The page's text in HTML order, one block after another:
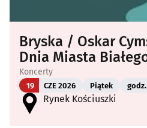
Bryska / Oskar
Dnia Miasta
Koncerty
19 CZE 2026 Piątek
Rynek Kościuszki